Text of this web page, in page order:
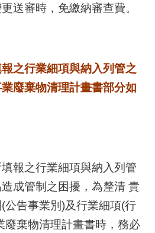
送審時，免繳納審查費。
之行業細項與納入列管之
廢棄物清理計畫書部分如
報之行業細項與納入列管
成管制之困擾，為釐清 貴
公告事業別)及行業細項(行
廢棄物清理計畫書時，務必